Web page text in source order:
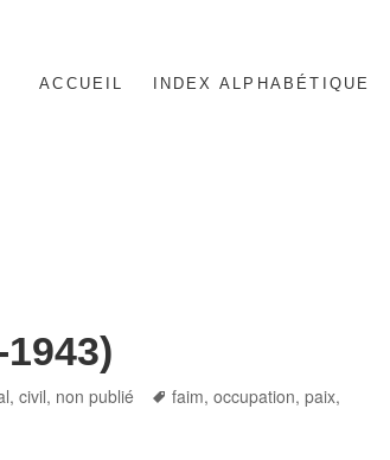
ACCUEIL INDEX ALPHABÉTIQUE
,civil, non publié Tags
faim,occupation,paix,